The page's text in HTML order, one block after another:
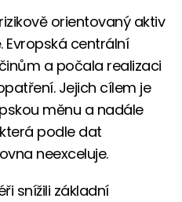
orientovaný aktiv
centrální
a počala realizaci
Jejich cílem je
měnu a nadále
podle dat
neexceluje.
snížili základní